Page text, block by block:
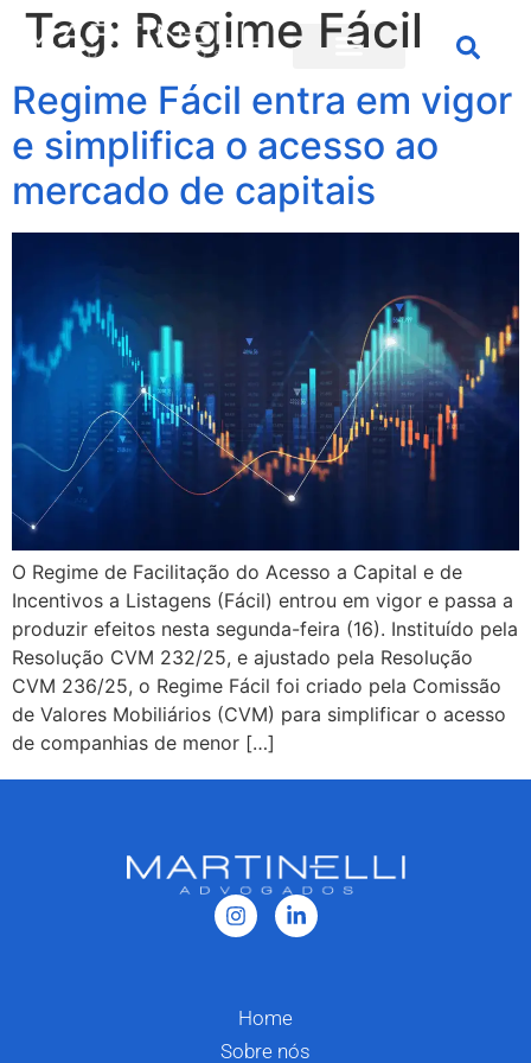
Tag: Regime Fácil
Regime Fácil entra em vigor
e simplifica o acesso ao
mercado de capitais
O Regime de Facilitação do Acesso a Capital e de
Incentivos a Listagens (Fácil) entrou em vigor e passa a
produzir efeitos nesta segunda-feira (16). Instituído pela
Resolução CVM 232/25, e ajustado pela Resolução
CVM 236/25, o Regime Fácil foi criado pela Comissão
de Valores Mobiliários (CVM) para simplificar o acesso
de companhias de menor […]
Home
Sobre nós